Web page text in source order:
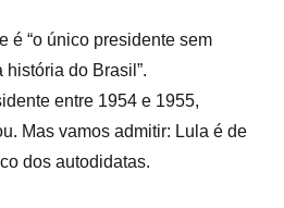
é “o único presidente sem
do Brasil”.
entre 1954 e 1955,
Mas vamos admitir: Lula é de
dos autodidatas.